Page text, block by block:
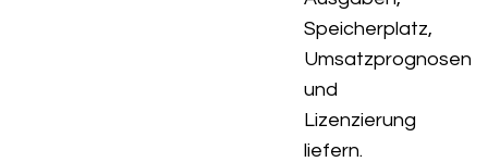
Speicherplatz,
Umsatzprognosen
und
Lizenzierung
liefern.